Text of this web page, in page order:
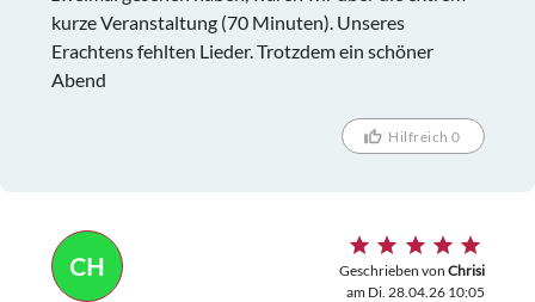
kurze Veranstaltung (70 Minuten). Unseres
Erachtens fehlten Lieder. Trotzdem ein schöner
Abend
Hilfreich 0
CH Geschrieben von Chrisi
am Di. 28.04.26 10:05